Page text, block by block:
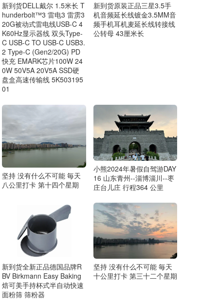
新到货DELL戴尔 1.5米长 T
hunderbolt™3 雷电3 雷雳3
20G被动式雷电线USB-C 4
K60Hz显示器线 双头Type-
C USB-C TO USB-C USB3.
2 Type-C (Gen2/20G) PD
快充 EMARK芯片100W 24
0W 50V5A 20V5A SSD硬
盘盒高速传输线 5K503195
01
新到货原装正品三星3.5手
机音频延长线镀金3.5MM音
频手机耳机麦延长线转接线
公转母 43厘米长
坚持 没有什么不可能 毎天
八公里打卡 第十四个星期
小熊2024年暑假自驾游DAY
16 山东青州--淄博淄川--枣
庄台儿庄 行程364 公里
新到货全新正品德国品牌R
BV Birkmann Easy Baking
焙可美手持杯式半自动快速
面粉筛 筛粉器
坚持 没有什么不可能 毎天
十公里打卡 第三十二个星期